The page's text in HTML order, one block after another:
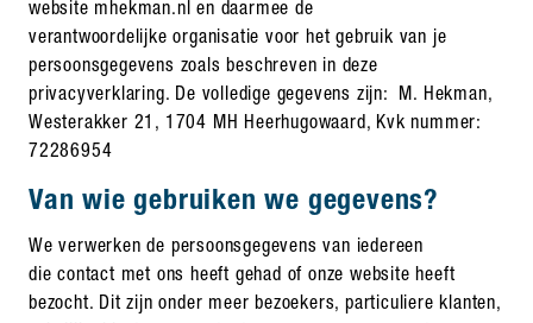
website mhekman.nl en daarmee de
verantwoordelijke organisatie voor het gebruik van je
persoonsgegevens zoals beschreven in deze
privacyverklaring. De volledige gegevens zijn: M. Hekman,
Westerakker 21, 1704 MH Heerhugowaard, Kvk nummer:
72286954
Van wie gebruiken we gegevens?
We verwerken de persoonsgegevens van iedereen
die contact met ons heeft gehad of onze website heeft
bezocht. Dit zijn onder meer bezoekers, particuliere klanten,